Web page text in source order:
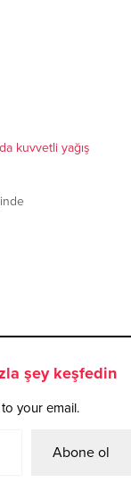
kuvvetli yağış
şey keşfedin
your email.
Abone ol